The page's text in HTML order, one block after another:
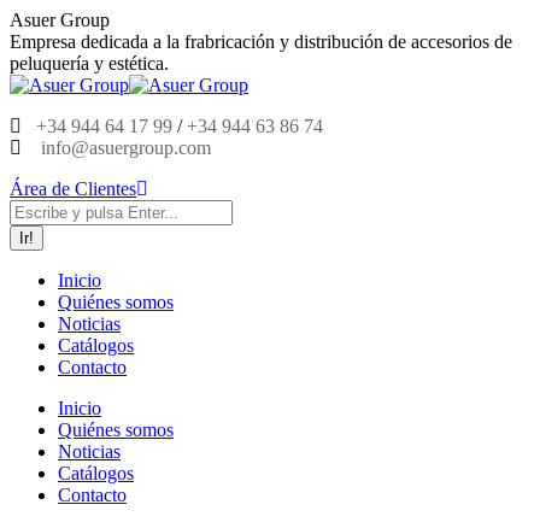
Saltar
al
contenido
Asuer Group
Empresa dedicada a la frabricación y distribución de accesorios de
peluquería y estética.
+34 944 64 17 99 /+34 944 63 86 74
info@asuergroup.com
Área de Clientes
Buscar:
Inicio
Quiénes somos
Noticias
Catálogos
Contacto
Inicio
Quiénes somos
Noticias
Catálogos
Contacto